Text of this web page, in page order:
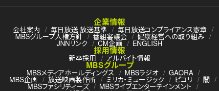
企業情報
会社案内 毎日放送 放送基準 毎日放送コンプライアンス憲章
MBSグループ人権方針 番組審議会 健康経営への取り組み
JNNリンク CM企画 ENGLISH
採用情報
新卒採用 アルバイト情報
MBSグループ
MBSメディアホールディングス MBSラジオ GAORA
MBS企画 放送映画製作所 ミリカ・ミュージック ピコリ 闇
MBSファシリティーズ MBSライブエンターテインメント